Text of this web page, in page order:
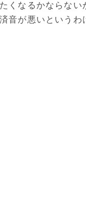
くなるかならない
音が悪いという